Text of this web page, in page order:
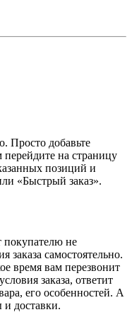
Просто добавьте
на страницу
позиций и
«Быстрый заказ».
покупателю не
заказа самостоятельно.
время вам перезвонит
заказа, ответит
его особенностей. А
и доставки.